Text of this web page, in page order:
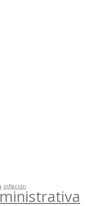
inflación